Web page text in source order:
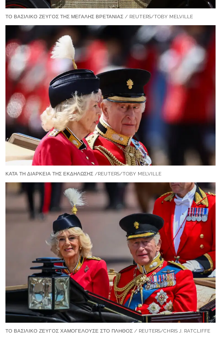
ΤΟ ΒΑΣΙΛΙΚΌ ΖΕΎΓΟΣ ΤΗΣ ΜΕΓΆΛΗΣ ΒΡΕΤΑΝΊΑΣ / REUTERS/TOBY MELVILLE
ΚΑΤΆ ΤΗ ΔΙΆΡΚΕΙΑ ΤΗΣ ΕΚΔΉΛΩΣΗΣ /REUTERS/TOBY MELVILLE
ΤΟ ΒΑΣΙΛΙΚΌ ΖΕΎΓΟΣ ΧΑΜΟΓΕΛΟΎΣΕ ΣΤΟ ΠΛΉΘΟΣ / REUTERS/CHRIS J. RATCLIFFE